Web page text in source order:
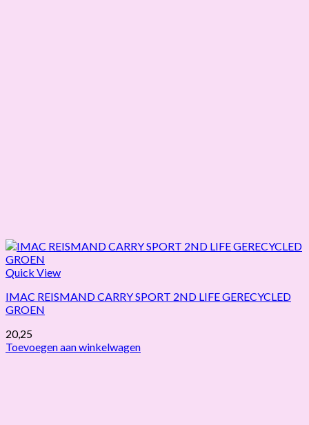
Quick View
IMAC REISMAND CARRY SPORT 2ND LIFE GERECYCLED
GROEN
20,25
Toevoegen aan winkelwagen